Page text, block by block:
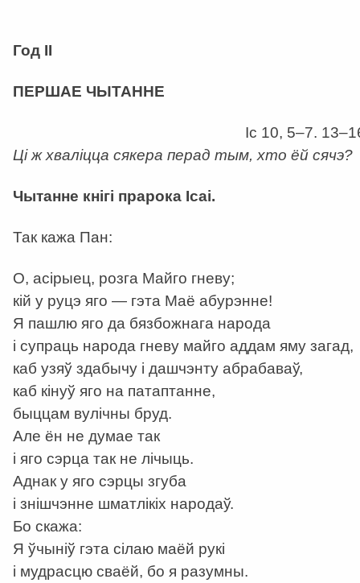
Год ІІ
ПЕРШАЕ ЧЫТАННЕ
Іс 10, 5–7.
Ці ж хваліцца сякера перад тым, хто ёй сячэ?
Чытанне кнігі прарока Ісаі.
Так кажа Пан:
О, асірыец, розга Майго гневу;
кій у руцэ яго — гэта Маё абурэнне!
Я пашлю яго да бязбожнага народа
і супраць народа гневу майго аддам яму загад,
каб узяў здабычу і дашчэнту абрабаваў,
каб кінуў яго на патаптанне,
быццам вулічны бруд.
Але ён не думае так
і яго сэрца так не лічыць.
Аднак у яго сэрцы згуба
і знішчэнне шматлікіх народаў.
Бо скажа:
Я ўчыніў гэта сілаю маёй рукі
і мудрасцю сваёй, бо я разумны.